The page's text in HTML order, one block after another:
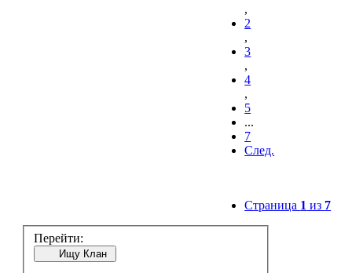
,
2
,
3
,
4
,
5
...
7
След.
Страница 1 из 7
Перейти:
Ищу Клан